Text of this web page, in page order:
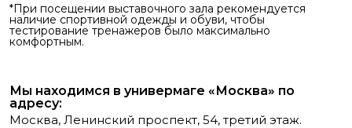
*При посещении выставочного зала рекомендуется
наличие спортивной одежды и обуви, чтобы
тестирование тренажеров было максимально
комфортным.
Мы находимся в универмаге «Москва» по
адресу:
Москва, Ленинский проспект, 54, третий этаж.